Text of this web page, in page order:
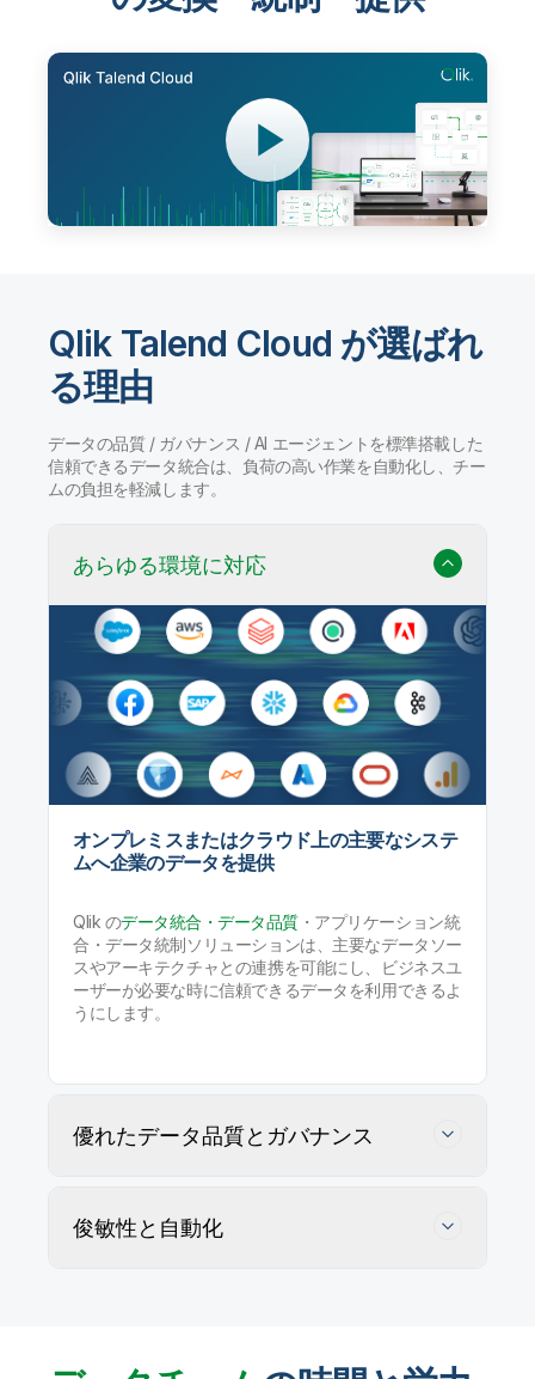
Qlik Talend Cloud が選ばれ
る理由
データの品質 / ガバナンス / AI エージェントを標準搭載した
信頼できるデータ統合は、負荷の高い作業を自動化し、チー
ムの負担を軽減します。
あらゆる環境に対応
オンプレミスまたはクラウド上の主要なシステ
ムへ企業のデータを提供
Qlik のデータ統合・データ品質・アプリケーション統
合・データ統制ソリューションは、主要なデータソー
スやアーキテクチャとの連携を可能にし、ビジネスユ
ーザーが必要な時に信頼できるデータを利用できるよ
うにします。
優れたデータ品質とガバナンス
俊敏性と自動化